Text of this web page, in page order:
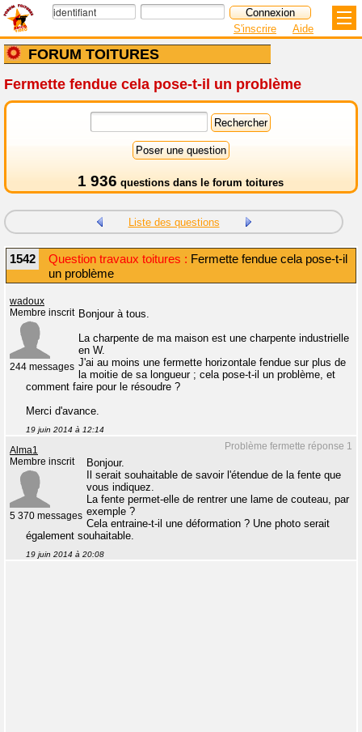
FORUM TOITURES
S'inscrire Aide
Fermette fendue cela pose-t-il un problème
1 936 questions dans le forum toitures
Liste des questions
1542 Question travaux toitures : Fermette fendue cela pose-t-il
un problème
wadoux
Membre inscrit
244 messages
Bonjour à tous.
La charpente de ma maison est une charpente industrielle
en W.
J'ai au moins une fermette horizontale fendue sur plus de
la moitie de sa longueur ; cela pose-t-il un problème, et
comment faire pour le résoudre ?
Merci d'avance.
19 juin 2014 à 12:14
Problème fermette réponse 1
Alma1
Membre inscrit
5 370 messages
Bonjour.
Il serait souhaitable de savoir l'étendue de la fente que
vous indiquez.
La fente permet-elle de rentrer une lame de couteau, par
exemple ?
Cela entraine-t-il une déformation ? Une photo serait
également souhaitable.
19 juin 2014 à 20:08